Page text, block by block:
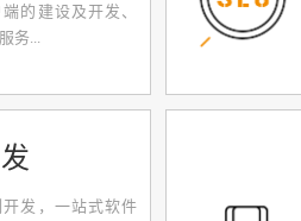
的建设及开发、
务...
发，一站式软件